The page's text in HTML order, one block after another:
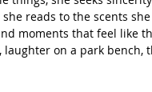
reads to the scents
moments that feel like
laughter on a park bench,